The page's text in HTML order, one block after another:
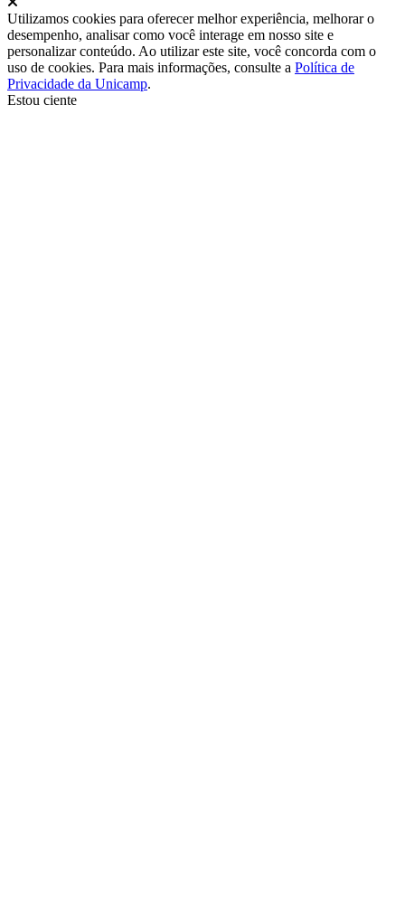
Utilizamos cookies para oferecer melhor experiência, melhorar o
desempenho, analisar como você interage em nosso site e
personalizar conteúdo. Ao utilizar este site, você concorda com o
uso de cookies. Para mais informações, consulte a Política de
Privacidade da Unicamp.
Estou ciente